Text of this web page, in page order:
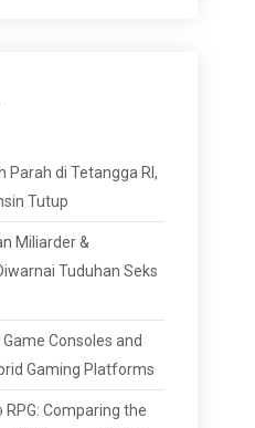
Parah di Tetangga RI,
Tutup
Miliarder &
Tuduhan Seks
Consoles and
Gaming Platforms
Comparing the